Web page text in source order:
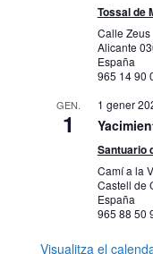
Tossal de
Calle Zeus
Alicante
España
965 14 90
GEN.
1
1 gener
Santuario
Camí a la
Castell de
España
965 88 50
Visualitza el